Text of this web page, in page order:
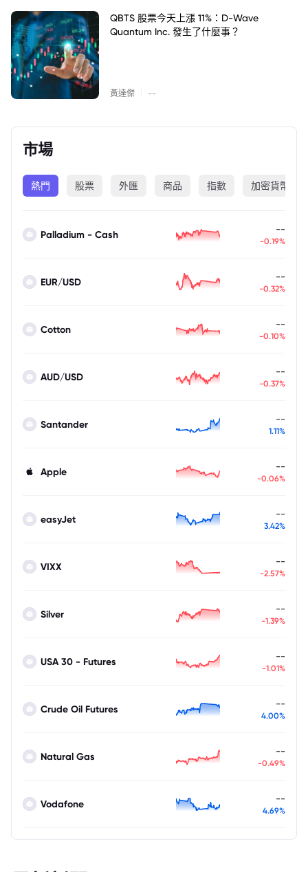
QBTS 股票今天上漲 11%：D-Wave
Quantum Inc. 發生了什麼事？
黃達傑 --
市場
熱門 股票 外匯 商品 指數 加密貨幣
Palladium - Cash --
-0.19%
EUR/USD --
-0.32%
Cotton --
-0.10%
AUD/USD --
-0.37%
Santander --
1.11%
Apple --
-0.06%
easyJet --
3.42%
VIXX --
-2.57%
Silver --
-1.39%
USA 30 - Futures --
-1.01%
Crude Oil Futures --
4.00%
Natural Gas --
-0.49%
Vodafone --
4.69%